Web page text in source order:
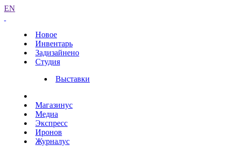
EN
Новое
Инвентарь
Задизайнено
Студия
Выставки
Магазинус
Медиа
Экспресс
Иронов
Журналус